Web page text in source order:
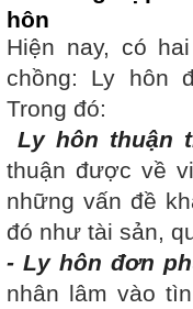
hôn
Hiện nay, có
chồng: Ly hôn
Trong đó:
Ly hôn thuận
thuận được về
những vấn đề
đó như tài sản,
- Ly hôn đơn
nhân lâm vào